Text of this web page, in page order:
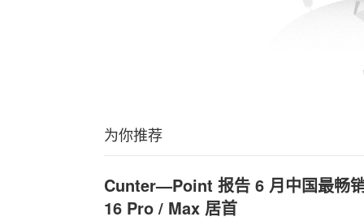
为你推荐
Cunter—Point 报告 6 月中国最畅
16 Pro / Max 居首